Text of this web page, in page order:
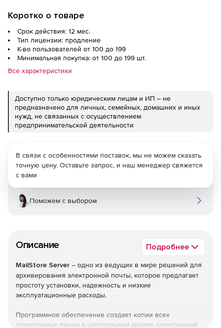
Коротко о товаре
Срок действия: 12 мес.
Тип лицензии: продление
К-во пользователей от 100 до 199
Минимальная покупка: от 100 до 199 шт.
Все характеристики
Доступно только юридическим лицам и ИП – не
предназначено для личных, семейных, домашних и иных
нужд, не связанных с осуществлением
предпринимательской деятельности
Описание Подробнее
MailStore Server – одно из ведущих в мире решений для
архивирования электронной почты, которое предлагает
простоту установки, надежность и низкие
эксплуатационные расходы.
Программное обеспечение создает копии всех
электронных писем в центральном архиве электронной
В связи с особенностями поставок, мы не можем сказать
точную цену. Оставьте запрос, и наш менеджер свяжется
с вами
Поможем с выбором